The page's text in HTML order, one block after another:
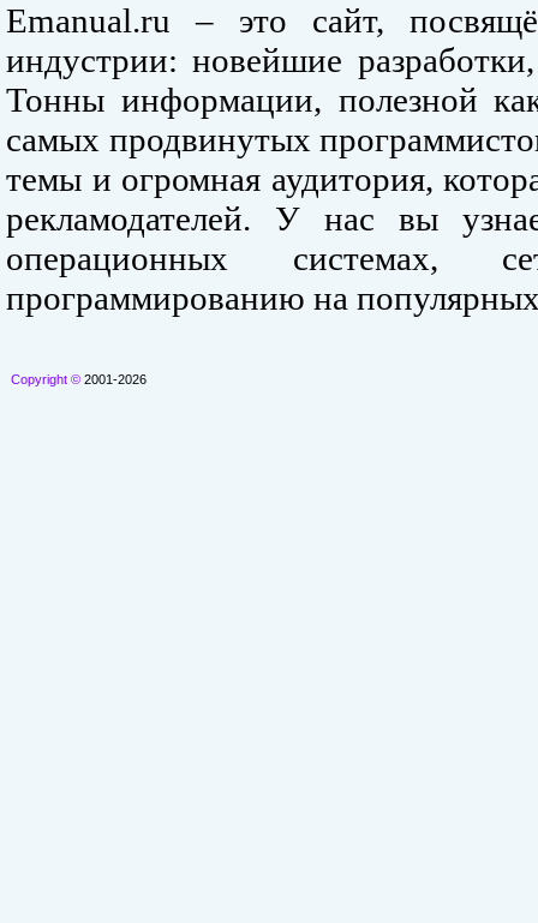
Emanual.ru – это сайт,
индустрии: новейшие
Тонны информации, полезной
самых продвинутых
темы и огромная аудитория,
рекламодателей. У нас вы
операционных системах,
программированию на
Copyright © 2001-2026